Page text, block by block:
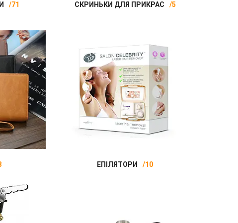
71 СКРИНЬКИ ДЛЯ ПРИКРАС 5
ЕПІЛЯТОРИ 10